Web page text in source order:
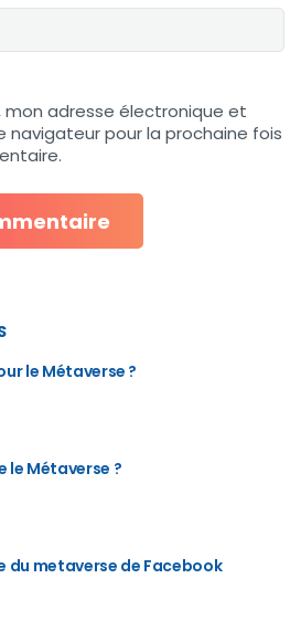
mon adresse électronique et
navigateur pour la prochaine fois
le Métaverse ?
le Métaverse ?
du metaverse de Facebook